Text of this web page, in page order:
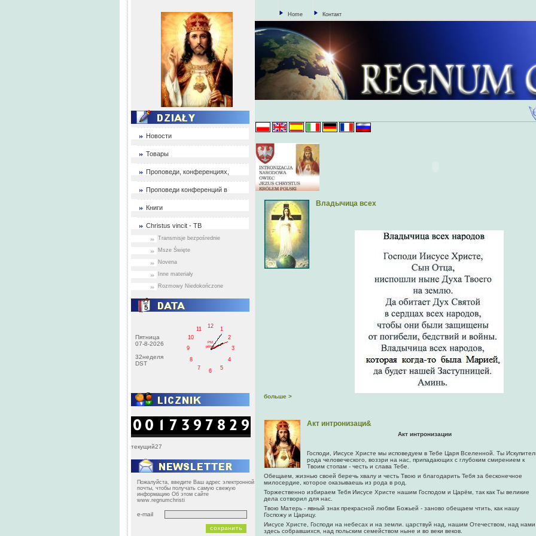
Новости
Товары
Проповеди, конференциях,
Проповеди конференций в
Книги
Christus vincit - ТВ
Transmisje bezpośrednie
Msze Święte
Novena
Inne materiały
Rozmowy Niedokończone
Пятница
07-8-2026
32неделя
DST
1
2
3
4
5
6
7
8
9
10
11
12
PM
pištek
текущий27
Пожалуйста, введите Ваш адрес электронной
почты, чтобы получать самую свежую
информацию Об этом сайте
www.regnumchristi
e-mail
Home Контакт
Владычица всех
больше >
Акт интронизаци&
Акт интронизации
Господи, Иисусе Христе мы исповедуем в Тебе Царя Вселенной. Ты
рода человеческого, воззри на нас, припадающих c глубоким смирением к
Твоим стопам - честь и слава Тебе.
Обещаем, жизнью своей беречь хвалу и честь Твою и благодарить Тебя за бесконечное
милосердие, которое оказываешь из рода в род.
Торжественно избираем Тебя Иисусе Христе нашим Господом и Царём, так как Ты великие
дела сотворил для нас.
Твою Матерь - явный знак прекрасной любви Божьей - заново обещаем чтить, как нашу
Госпожу и Царицу.
Иисусе Христе, Господи на небесах и на земли. царствуй над, нашим Отечеством, над нами
здесь собравшихся, над польским семейством ныне и во веки веков.